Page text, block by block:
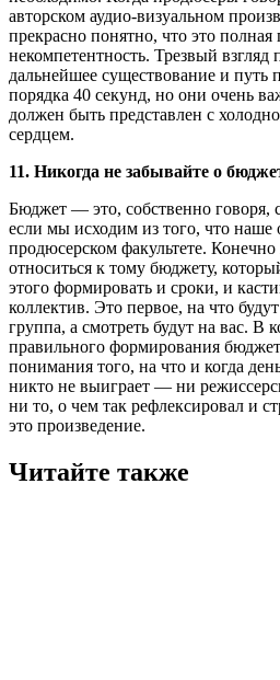
авторском аудио-визуальном
прекрасно понятно, что это полная
некомпетентность. Трезвый
дальнейшее существование и путь
порядка 40 секунд, но они очень
должен быть представлен с
сердцем.
11. Никогда не забывайте о
Бюджет — это, собственно говоря,
если мы исходим из того, что наше
продюсерском факультете.
относиться к тому бюджету,
этого формировать и сроки, и
коллектив. Это первое, на что
группа, а смотреть будут на вас. В
правильного формирования
понимания того, на что и когда
никто не выиграет — ни
ни то, о чем так рефлексировал и
это произведение.
Читайте также